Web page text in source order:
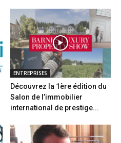
ENTREPRISES
Découvrez la 1ère édition du
Salon de l’immobilier
international de prestige...